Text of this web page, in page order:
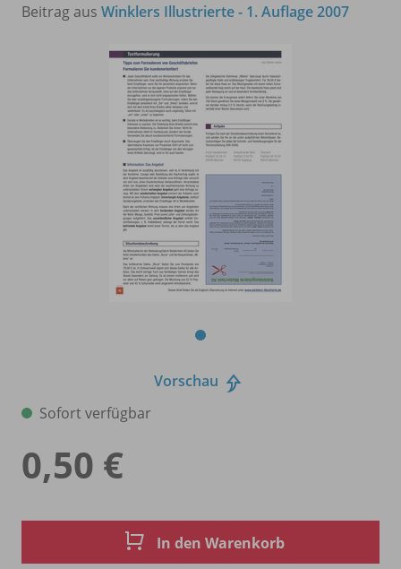
Beitrag aus Winklers Illustrierte - 1. Auflage 2007
Vorschau
Sofort verfügbar
0,50 €
In den Warenkorb